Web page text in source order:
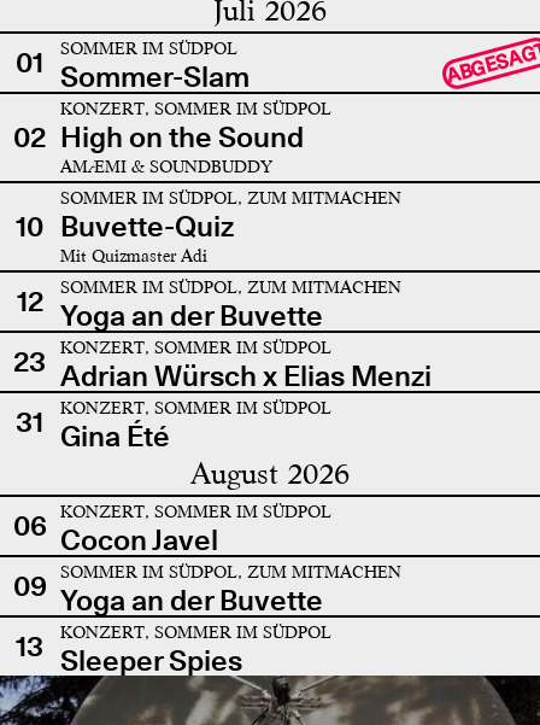
Juli 2026
01 SOMMER IM SÜDPOL
Sommer-Slam
02
KONZERT, SOMMER IM SÜDPOL
High on the Sound
AMÆMI & SOUNDBUDDY
10
SOMMER IM SÜDPOL, ZUM MITMACHEN
Buvette-Quiz
Mit Quizmaster Adi
12 SOMMER IM SÜDPOL, ZUM MITMACHEN
Yoga an der Buvette
23
KONZERT, SOMMER IM SÜDPOL
Adrian Würsch x Elias Menzi
31
KONZERT, SOMMER IM SÜDPOL
Gina Été
August 2026
06 KONZERT, SOMMER IM SÜDPOL
Cocon Javel
09
SOMMER IM SÜDPOL, ZUM MITMACHEN
Yoga an der Buvette
13
KONZERT, SOMMER IM SÜDPOL
Sleeper Spies